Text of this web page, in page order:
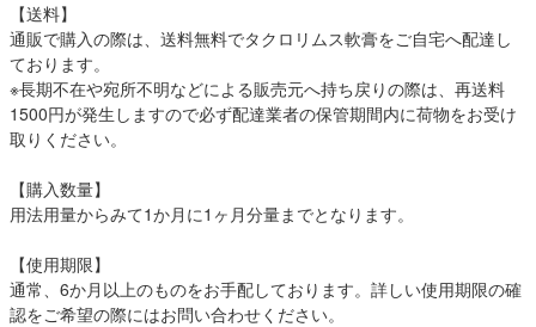
【送料】
通販で購入の際は、送料無料でタクロリムス軟膏をご自宅へ配達し
ております。
※長期不在や宛所不明などによる販売元へ持ち戻りの際は、再送料
1500円が発生しますので必ず配達業者の保管期間内に荷物をお受け
取りください。
【購入数量】
用法用量からみて1か月に1ヶ月分量までとなります。
【使用期限】
通常、6か月以上のものをお手配しております。詳しい使用期限の確
認をご希望の際にはお問い合わせください。